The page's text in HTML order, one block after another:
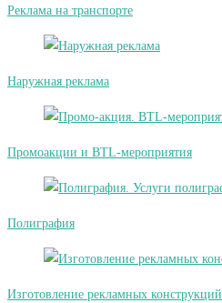
Реклама на транспорте
Наружная реклама
Промоакции и BTL-мероприятия
Полиграфия
Изготовление рекламных конструкций